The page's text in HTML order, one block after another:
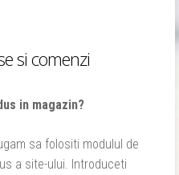
si comenzi
in magazin?
sa folositi modulul de
a site-ului. Introduceti